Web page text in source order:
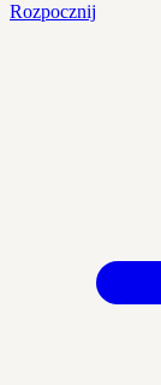
Rozpocznij